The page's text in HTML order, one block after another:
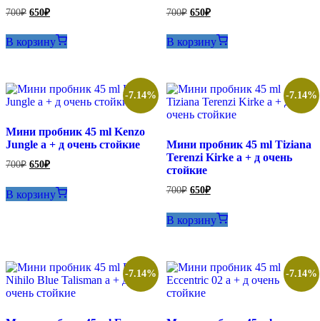
700₽ Первоначальная
цена
составляла
700₽.
650₽Текущая
цена:
650₽.
В корзину
700₽ Первоначальная
цена
составляла
700₽.
650₽Текущая
цена:
650₽.
В корзину
-7.14%
Мини пробник 45 ml Kenzo
Jungle а + д очень стойкие
700₽ Первоначальная
составляла
700₽.
650₽Текущая
650₽.
В корзину
-7.14%
Мини пробник 45 ml Tiziana
Terenzi Kirke а + д очень
стойкие
700₽ Первоначальная
составляла
700₽.
650₽Текущая
650₽.
В корзину
-7.14% -7.14%